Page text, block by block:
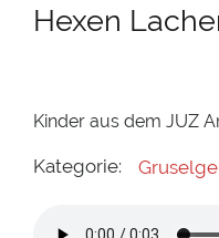
Hexen
Kinder aus dem JUZ
Kategorie: